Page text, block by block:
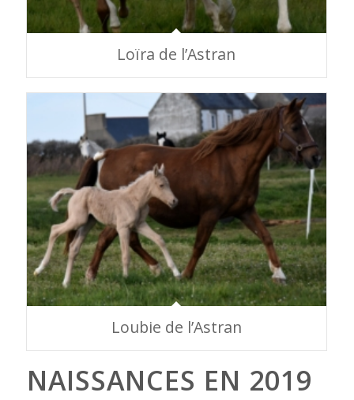
Loïra de l’Astran
Loubie de l’Astran
NAISSANCES EN 2019